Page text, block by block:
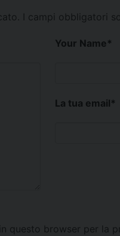
I campi obbligatori
Your Name*
La tua email*
questo browser per la